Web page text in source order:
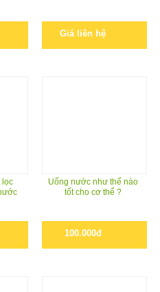
Giá liên hệ
lọc
Uống nước như thế nào
tốt cho cơ thể ?
100.000đ